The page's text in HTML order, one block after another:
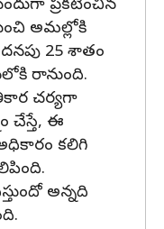
ప్రకటించిన
అమల్లోకి
25 శాతం
రానుంది.
చర్యగా
చేస్తే, ఈ
కలిగి
అన్నది